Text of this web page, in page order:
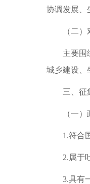
协调发展、
（二
主要围
城乡建设、
三、征
（一
1.符合
2.属于
3.具有